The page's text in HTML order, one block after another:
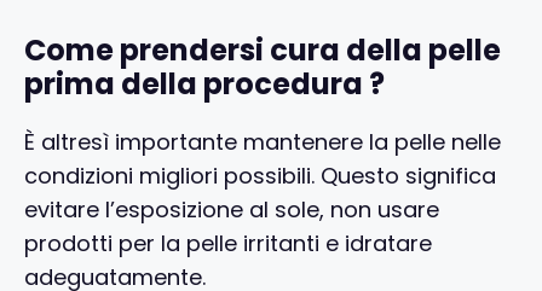
Come prendersi cura della pelle
prima della procedura ?
È altresì importante mantenere la pelle nelle
condizioni migliori possibili. Questo significa
evitare l’esposizione al sole, non usare
prodotti per la pelle irritanti e idratare
adeguatamente.